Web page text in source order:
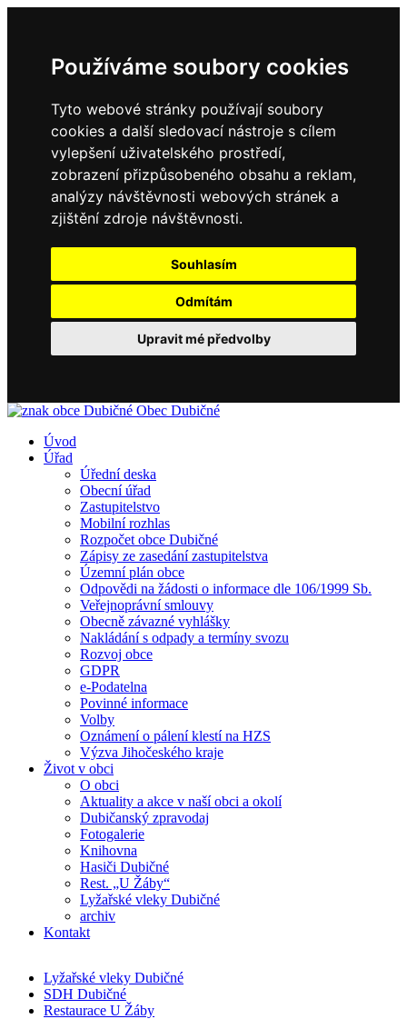
Používáme soubory cookies
Tyto webové stránky používají soubory
cookies a další sledovací nástroje s cílem
vylepšení uživatelského prostředí,
zobrazení přizpůsobeného obsahu a reklam,
analýzy návštěvnosti webových stránek a
zjištění zdroje návštěvnosti.
Souhlasím
Odmítám
Upravit mé předvolby
Obec Dubičné
Úvod
Úřad
Úřední deska
Obecní úřad
Zastupitelstvo
Mobilní rozhlas
Rozpočet obce Dubičné
Zápisy ze zasedání zastupitelstva
Územní plán obce
Odpovědi na žádosti o informace dle 106/1999 Sb.
Veřejnoprávní smlouvy
Obecně závazné vyhlášky
Nakládání s odpady a termíny svozu
Rozvoj obce
GDPR
e-Podatelna
Povinné informace
Volby
Oznámení o pálení klestí na HZS
Výzva Jihočeského kraje
Život v obci
O obci
Aktuality a akce v naší obci a okolí
Dubičanský zpravodaj
Fotogalerie
Knihovna
Hasiči Dubičné
Rest. „U Žáby“
Lyžařské vleky Dubičné
archiv
Kontakt
Lyžařské vleky Dubičné
SDH Dubičné
Restaurace U Žáby